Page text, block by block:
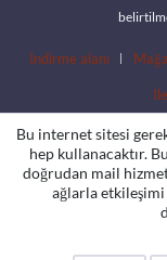
İndirme alanı
Bu internet sitesi
hep kullanacaktır.
doğrudan mail
ağlarla etkileşimi